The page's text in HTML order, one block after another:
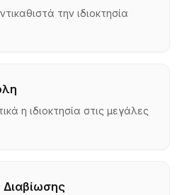
την ιδιοκτησία
η ιδιοκτησία στις μεγάλες